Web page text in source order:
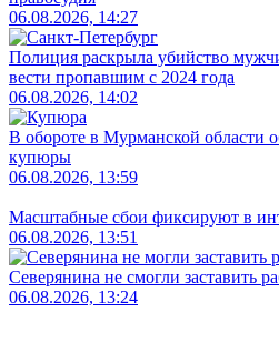
06.08.2026, 14:27
Полиция раскрыла убийство
вести пропавшим с 2024 года
06.08.2026, 14:02
В обороте в Мурманской области
купюры
06.08.2026, 13:59
Масштабные сбои фиксируют в
06.08.2026, 13:51
Северянина не смогли заставить
06.08.2026, 13:24